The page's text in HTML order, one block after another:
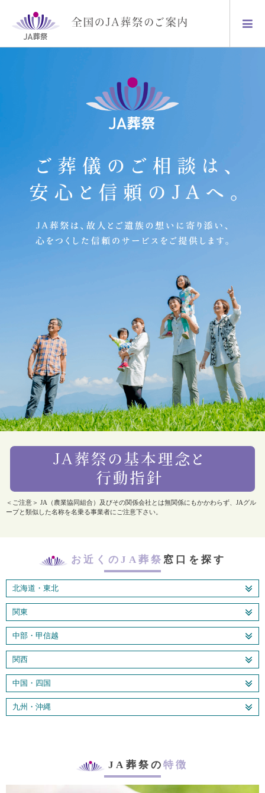
＜ご注意＞ JA（農業協同組合）及びその関係会社とは無関係にもかかわらず、JAグル
ープと類似した名称を名乗る事業者にご注意下さい。
お近くのJA葬祭 窓口を探す
北海道・東北
関東
中部・甲信越
関西
中国・四国
九州・沖縄
JA葬祭の特徴